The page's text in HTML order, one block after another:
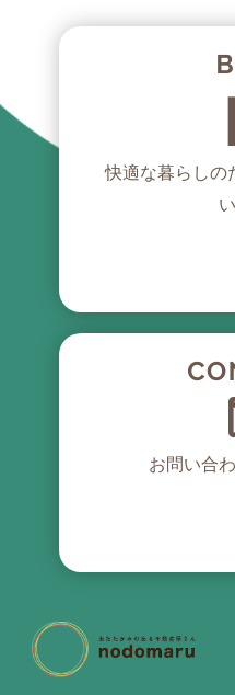
住みやすい
間ジム・ピ
格闘技・ヨ
ガまで目的
絶品朝ごは
んから隠
家ラテま
｜あたた
快適な暮らしの
お問い合